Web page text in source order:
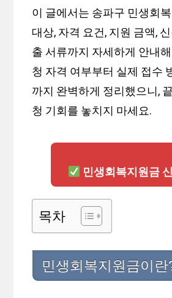
이 글에서는 송파구 민생회
대상, 자격 요건, 지원 금액,
출 서류까지 자세하게 안내
청 자격 여부부터 실제 접수
까지 완벽하게 정리했으니,
청 기회를 놓치지 마세요.
민생회복지원금
목차
민생회복지원금이란